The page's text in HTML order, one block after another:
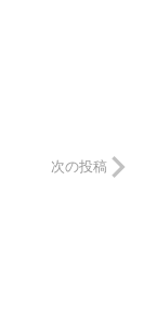
次の投稿